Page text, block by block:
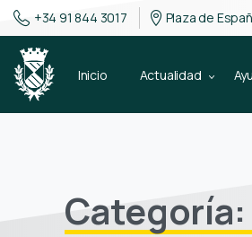
+34 91 844 3017 Plaza de
Inicio Actualidad